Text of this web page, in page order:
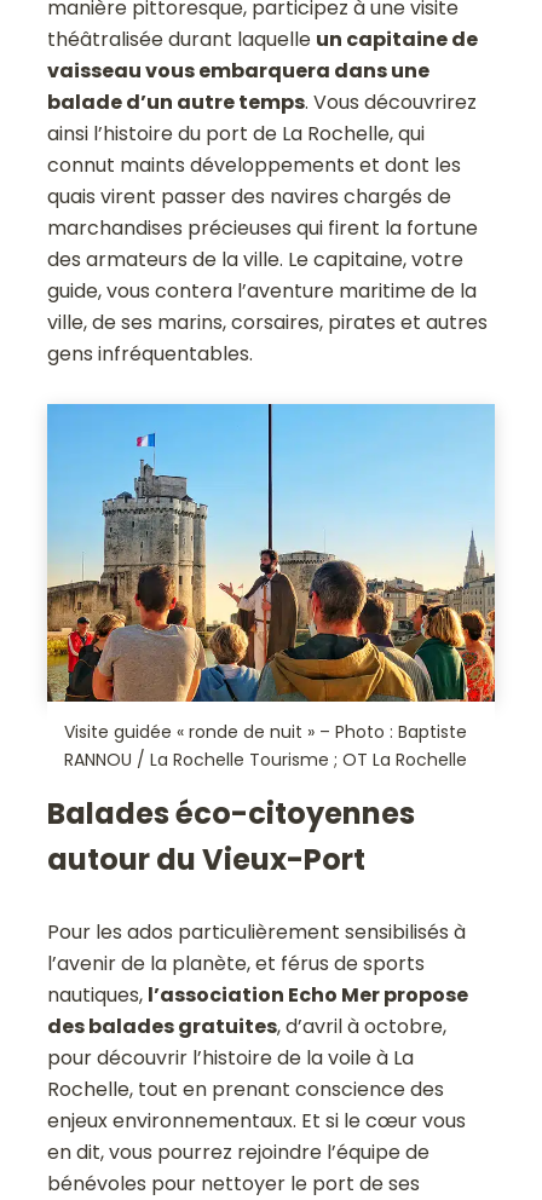
manière pittoresque, participez à une visite
théâtralisée durant laquelle un capitaine de
vaisseau vous embarquera dans une
balade d’un autre temps. Vous découvrirez
ainsi l’histoire du port de La Rochelle, qui
connut maints développements et dont les
quais virent passer des navires chargés de
marchandises précieuses qui firent la fortune
des armateurs de la ville. Le capitaine, votre
guide, vous contera l’aventure maritime de la
ville, de ses marins, corsaires, pirates et autres
gens infréquentables.
Visite guidée « ronde de nuit » – Photo : Baptiste
RANNOU / La Rochelle Tourisme ; OT La Rochelle
Balades éco-citoyennes
autour du Vieux-Port
Pour les ados particulièrement sensibilisés à
l’avenir de la planète, et férus de sports
nautiques, l’association Echo Mer propose
des balades gratuites, d’avril à octobre,
pour découvrir l’histoire de la voile à La
Rochelle, tout en prenant conscience des
enjeux environnementaux. Et si le cœur vous
en dit, vous pourrez rejoindre l’équipe de
bénévoles pour nettoyer le port de ses